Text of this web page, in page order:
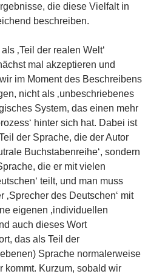
die diese Vielfalt in
beschreiben.
‚Teil der realen Welt‘
mal akzeptieren und
im Moment des Beschreibens
nicht als ‚unbeschriebenes
System, das einen mehr
hinter sich hat. Dabei ist
der Sprache, die der Autor
Buchstabenreihe‘, sondern
die er mit vielen
teilt, und man muss
des Deutschen‘ mit
eigenen ‚individuellen
auch dieses Wort
das als Teil der
Sprache normalerweise
kommt. Kurzum, sobald wir